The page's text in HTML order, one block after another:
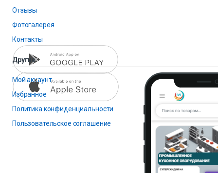
Отзывы
Фотогалерея
Контакты
Другие
Мой аккаунт
Избранное
Политика конфиденциальности
Пользовательское соглашение